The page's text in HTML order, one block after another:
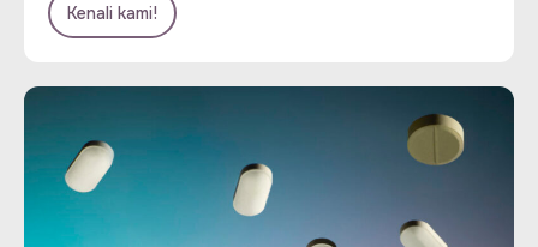
Kenali kami!